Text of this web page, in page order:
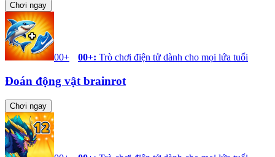
Chơi ngay
00+ 00+: Trò chơi điện tử dành cho mọi lứa tuổi
Đoán động vật brainrot
Chơi ngay